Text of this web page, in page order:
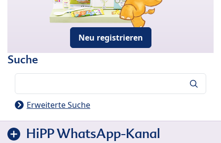
Neu registrieren
Suche
Erweiterte Suche
HiPP WhatsApp-Kanal